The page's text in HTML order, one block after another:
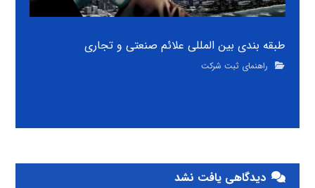
طبقه بندی بین المللی علائم صنعتی و تجاری
راهنمای ثبت شرکت
دیدگاهی یافت نشد